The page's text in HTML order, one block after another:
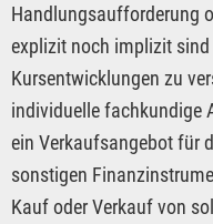
Handlungsaufforderung
explizit noch implizit
Kursentwicklungen zu
individuelle fachkundige
ein Verkaufsangebot für
sonstigen
Kauf oder Verkauf von